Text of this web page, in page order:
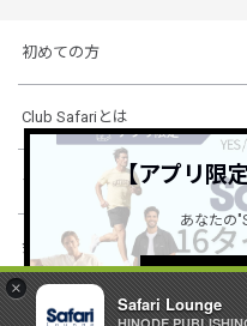
×
Safari Lounge
初めての方
Club Safariとは
ショッピングガイド
会社概要・規約
【アプリ限
あなたの
詳し